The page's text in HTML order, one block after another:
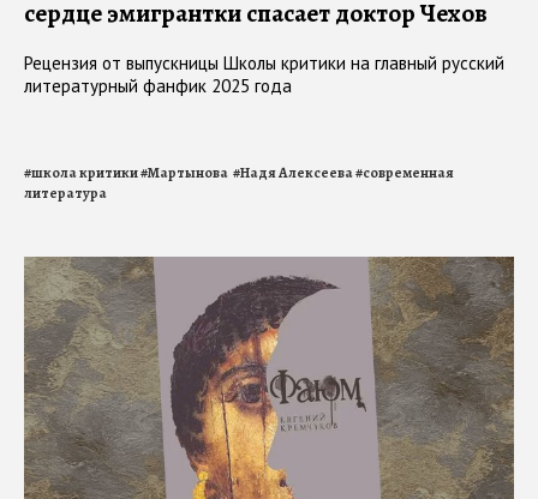
сердце эмигрантки спасает доктор Чехов
Рецензия от выпускницы Школы критики на главный русский
литературный фанфик 2025 года
#школа критики#Мартынова #Надя Алексеева#современная
литература